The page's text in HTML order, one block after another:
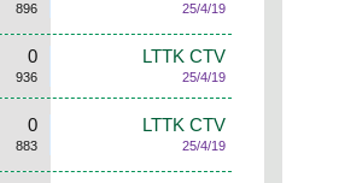
896 25/4/19
0
936
LTTK CTV
25/4/19
0
883
LTTK CTV
25/4/19